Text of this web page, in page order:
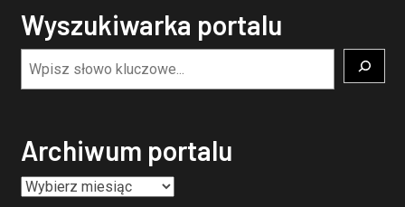
Wyszukiwarka portalu
Archiwum portalu